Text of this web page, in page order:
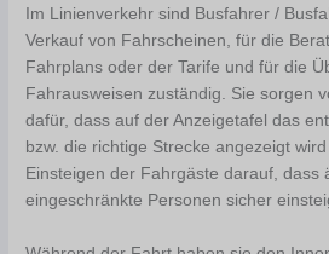
Im Linienverkehr sind Busfahrer /
Verkauf von Fahrscheinen, für die
Fahrplans oder der Tarife und für die
Fahrausweisen zuständig. Sie sorgen
dafür, dass auf der Anzeigetafel das
bzw. die richtige Strecke angezeigt
Einsteigen der Fahrgäste darauf, dass
eingeschränkte Personen sicher